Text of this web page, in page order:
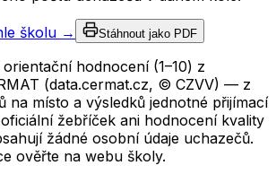
školu → Stáhnout jako PDF
hodnocení (1–10) z
(data.cermat.cz, © CZVV) — z
na místo a výsledků jednotné přijímací
žebříček ani hodnocení kvality
žádné osobní údaje uchazečů.
ověřte na webu školy.